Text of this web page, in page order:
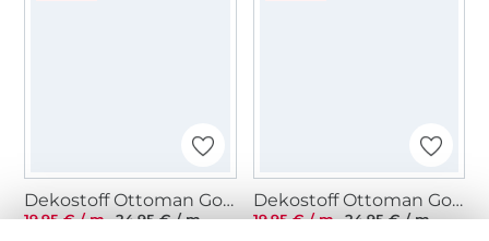
Dekostoff Ottoman Golden Reindeer, anthrazit
19,95 € / m
24,95 € / m
Dekostoff Ottoman Golden Reindeer, beige
19,95 € / m
24,95 € / m